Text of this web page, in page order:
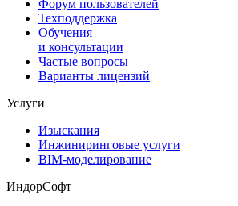
Форум пользователей
Техподдержка
Обучения
и консультации
Частые вопросы
Варианты лицензий
Услуги
Изыскания
Инжиниринговые услуги
BIM-моделирование
ИндорСофт